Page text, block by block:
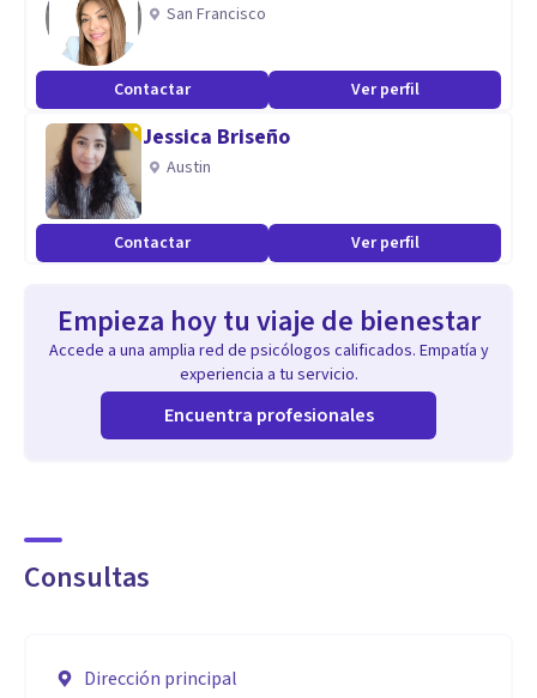
San Francisco
Contactar Ver perfil
Jessica Briseño
Austin
Contactar Ver perfil
Empieza hoy tu viaje de bienestar
Accede a una amplia red de psicólogos calificados. Empatía y
experiencia a tu servicio.
Encuentra profesionales
Consultas
Dirección principal